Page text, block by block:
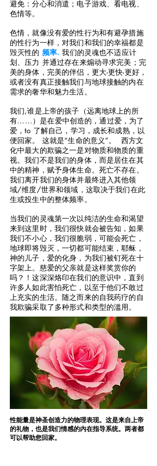
避免：分心和消遣；电子游戏、看电视、
色情等。
色情，就像没有爱的性行为和有避孕措施
的性行为一样，对我们和我们的幸福都是
毁灭性的 频率. 我们的灵魂也不适应计
划、压力 并通过存在来煽动寻求完美；完
美的身体，完美的伴侣，更大-更快-更好，
或者没有真正接触我们与地球接触的内在
需求的奢华和魅力生活。
我们,谁是上帝的孩子（远离地球上的所
有......）是在爱中创造的，通过爱，为了
爱，to 了解自己，学习，成长和成熟，以
便回家。
这就是“生命的意义”。 西方文
化中最大的欺骗之一是对物质和物质的重
视。我们不是我们的身体，而是居住在其
中的精神，赋予身体生命。死亡不存在。
我们离开我们的身体并最终进入其他领
域/维度/世界和领域，这取决于我们在此
生或投生中的整体频率。
当我们的灵魂第一次以纯洁的生命和渴望
来到这里时，我们很快就会被告知，如果
我们不小心，我们很脆弱，可能会死亡，
地球即将毁灭，一切都可能结束，耶稣，
神的儿子，爱的化身，为我们被钉死在十
字架上。慈爱的父亲就是这样奖赏你的
吗？！这深深烙印在我们的意识中，直到
许多人如此害怕死亡，以至于他们不敢过
上充实的生活。随之而来的自我药疗的自
我欺骗采取了多种形式和类型的滥用。
性能量是神圣创造力的物理表现。这是来自上帝
的礼物，也是我们情感的内在指导系统。两者都
可以帮助您回家。